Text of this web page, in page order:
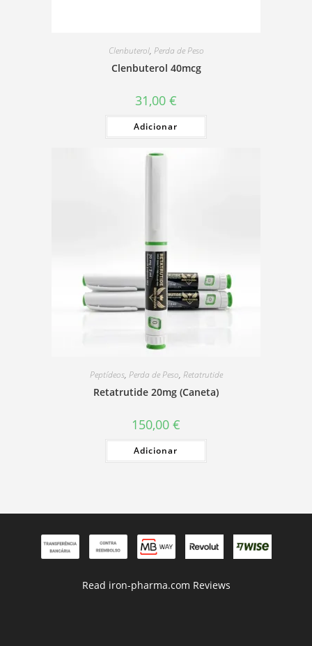
Clenbuterol, Perda de Peso
Clenbuterol 40mcg
31,00 €
Adicionar
Peptídeos, Perda de Peso, Retatrutide
Retatrutide 20mg (Caneta)
150,00 €
Adicionar
Read iron-pharma.com Reviews